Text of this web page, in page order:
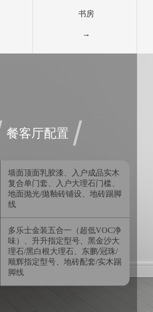
书房
→
餐客厅配置
墙面顶面乳胶漆、入户成品实木
复合单门套、入户大理石门槛、
地面抛光/拋釉砖铺设、地砖踢脚
线
多乐士金装五合一（超低VOC净
味）、升升指定型号、黑金沙大
理石/黑白根大理石、东鹏/冠珠/
顺辉指定型号、地砖配套/实木踢
脚线